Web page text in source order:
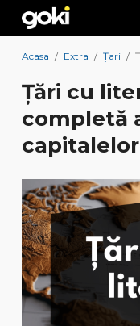
Acasa / Extra / Țari /
Țări cu
completă
capitalelor